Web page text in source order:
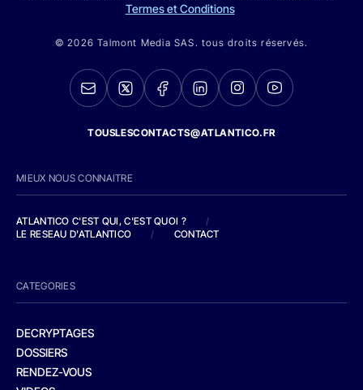
Termes et Conditions
© 2026 Talmont Media SAS. tous droits réservés.
TOUSLESCONTACTS@ATLANTICO.FR
MIEUX NOUS CONNAITRE
ATLANTICO C'EST QUI, C'EST QUOI ?
/
LE RESEAU D'ATLANTICO
/ CONTACT
CATEGORIES
DECRYPTAGES
DOSSIERS
RENDEZ-VOUS